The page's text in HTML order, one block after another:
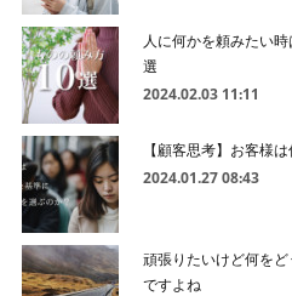
人に何かを頼みたい
選
2024.02.03 11:11
【顧客思考】お客様
2024.01.27 08:43
頑張りたいけど何を
ですよね